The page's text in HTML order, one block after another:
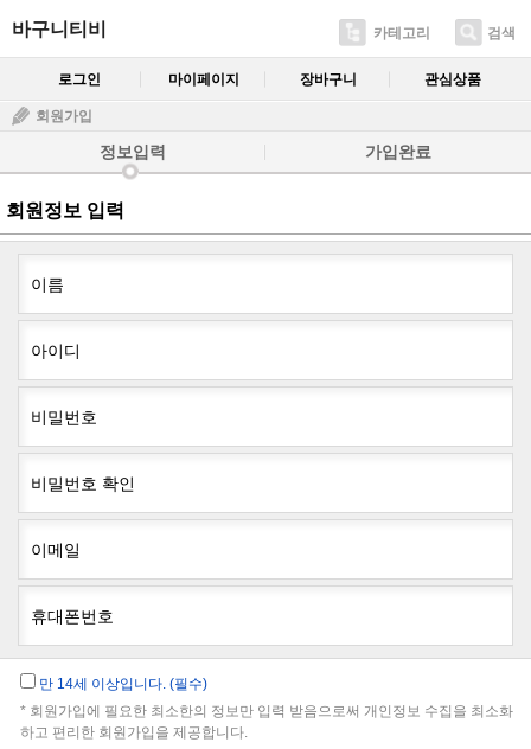
바구니티비 카테고리 검색
로그인 마이페이지 장바구니 관심상품
회원가입
정보입력 가입완료
회원정보 입력
이름
아이디
비밀번호
비밀번호 확인
이메일
휴대폰번호
만 14세 이상입니다. (필수)
* 회원가입에 필요한 최소한의 정보만 입력 받음으로써 개인정보 수집을 최소화
하고 편리한 회원가입을 제공합니다.